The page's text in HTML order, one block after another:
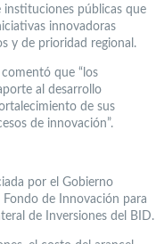
instituciones públicas que
innovadoras
y de prioridad regional.
que “los
al desarrollo
de sus
de innovación”.
por el Gobierno
Fondo de Innovación para
de Inversiones del BID.